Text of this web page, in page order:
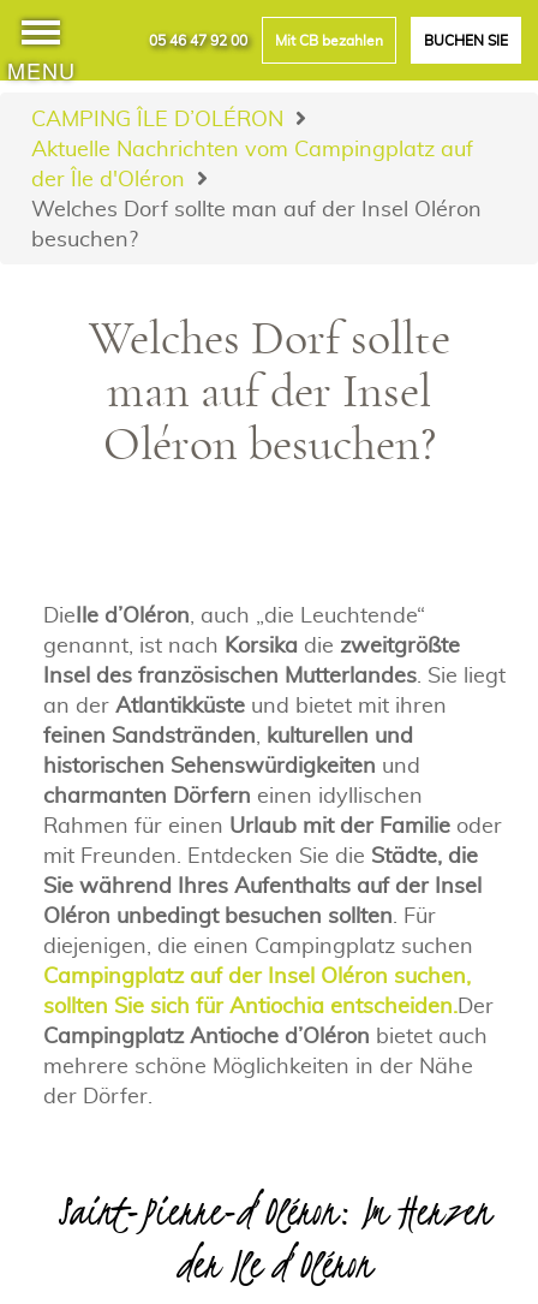
MENU
05 46 47 92 00 Mit CB bezahlen BUCHEN SIE
CAMPING ÎLE D’OLÉRON
Aktuelle Nachrichten vom Campingplatz auf
der Île d'Oléron
Welches Dorf sollte man auf der Insel Oléron
besuchen?
Welches Dorf sollte
man auf der Insel
Oléron besuchen?
DieIle d’Oléron, auch „die Leuchtende“
genannt, ist nach Korsika die zweitgrößte
Insel des französischen Mutterlandes. Sie liegt
an der Atlantikküsteund bietet mit ihren
feinen Sandstränden, kulturellen und
historischen Sehenswürdigkeiten und
charmanten Dörfern einen idyllischen
Rahmen für einen Urlaub mit der Familieoder
mit Freunden. Entdecken Sie die Städte, die
Sie während Ihres Aufenthalts auf der Insel
Oléron unbedingt besuchen sollten. Für
diejenigen, die einen Campingplatz suchen
Campingplatz auf der Insel Oléron suchen,
sollten Sie sich für Antiochia entscheiden.Der
Campingplatz Antioche d’Oléron bietet auch
mehrere schöne Möglichkeiten in der Nähe
der Dörfer.
Saint-Pierre-d’Oléron: Im Herzen
der Ile d’Oléron